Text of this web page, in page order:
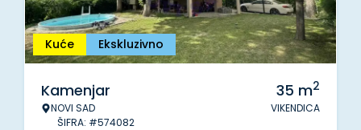
Kuće Ekskluzivno
Kamenjar
NOVI SAD
ŠIFRA: #574082
35 m2
VIKENDICA